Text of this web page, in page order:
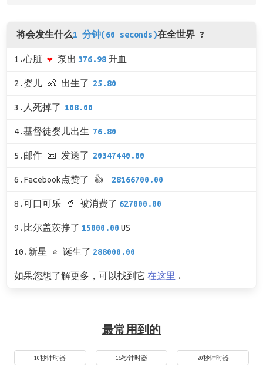
将会发生什么1 分钟(60 seconds)在全世界 ?
1.心脏 ❤ 泵出 376.98 升血
2.婴儿 👶 出生了 25.80
3.人死掉了 108.00
4.基督徒婴儿出生 76.80
5.邮件 📧 发送了 20347440.00
6.Facebook点赞了 👍 28166700.00
8.可口可乐 🥤 被消费了 627000.00
9.比尔盖茨挣了 15000.00 US
10.新星 ⭐ 诞生了 288000.00
如果您想了解更多，可以找到它 在这里 .
最常用到的
10秒计时器 15秒计时器 20秒计时器